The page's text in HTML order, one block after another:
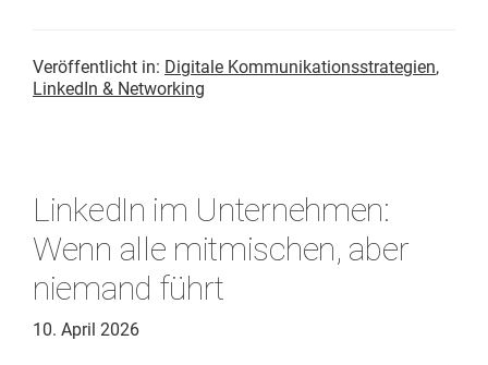
Veröffentlicht in: Digitale Kommunikationsstrategien,
LinkedIn & Networking
LinkedIn im Unternehmen:
Wenn alle mitmischen, aber
niemand führt
10. April 2026